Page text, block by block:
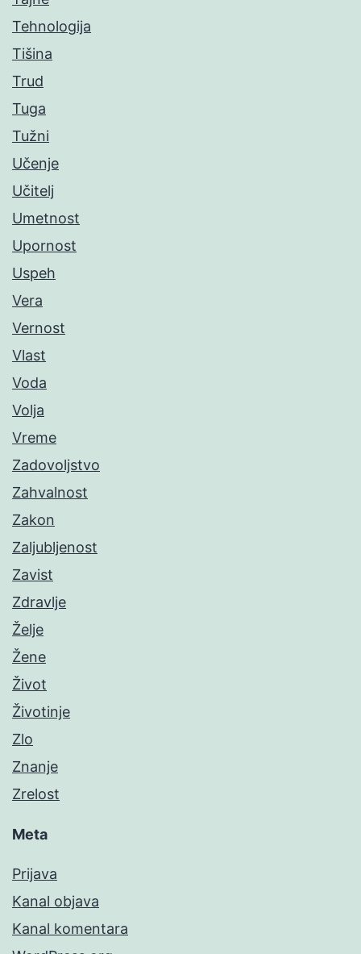
Tehnologija
Tišina
Trud
Tuga
Tužni
Učenje
Učitelj
Umetnost
Upornost
Uspeh
Vera
Vernost
Vlast
Voda
Volja
Vreme
Zadovoljstvo
Zahvalnost
Zakon
Zaljubljenost
Zavist
Zdravlje
Želje
Žene
Život
Životinje
Zlo
Znanje
Zrelost
Meta
Prijava
Kanal objava
Kanal komentara